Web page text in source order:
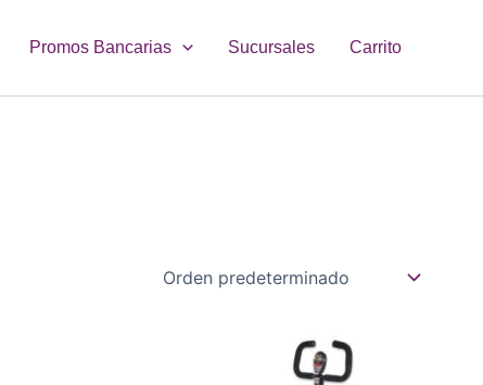
Promos Bancarias Sucursales Carrito